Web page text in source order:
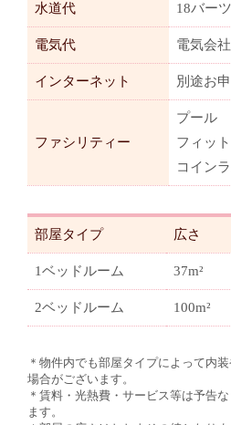
水道代 18バー
電気代 電気会
インターネット 別途お
ファシリティー
プール
フィッ
コイン
部屋タイプ 広さ
1ベッドルーム 37m²
2ベッドルーム 100m²
＊物件内でも部屋タイプによって内
場合がございます。
＊賃料・光熱費・サービス等は予告
ます。